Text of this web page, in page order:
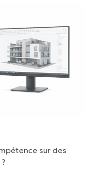
sur des